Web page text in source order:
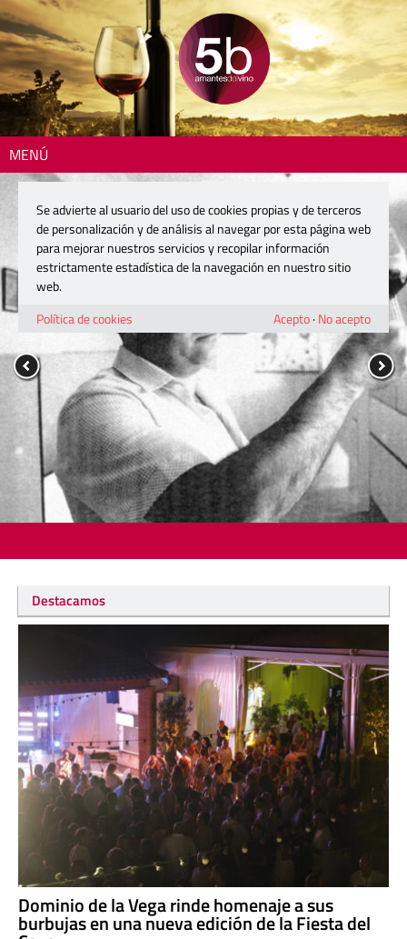
MENÚ
Destacamos
Dominio de la Vega rinde homenaje a sus
burbujas en una nueva edición de la Fiesta del
Se advierte al usuario del uso de cookies propias y de terceros
de personalización y de análisis al navegar por esta página web
para mejorar nuestros servicios y recopilar información
estrictamente estadística de la navegación en nuestro sitio
web.
Política de cookies
Acepto· No acepto